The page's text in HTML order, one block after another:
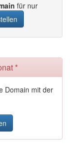
für nur
*
Domain mit der